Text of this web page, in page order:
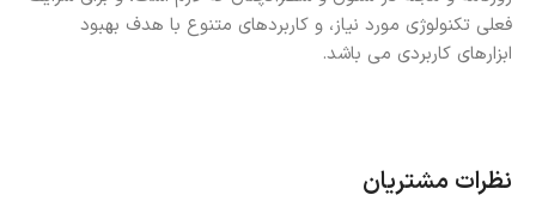
فعلی تکنولوژی مورد نیاز، و کاربردهای متنوع با هدف بهبود
ابزارهای کاربردی می باشد.
نظرات مشتریان